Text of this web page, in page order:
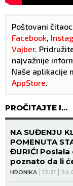
Poštovani
Facebook,
Vajber.
najvažnije
Naše aplikacije
AppStore.
PROČITAJTE I...
HRONIKA 12:31
NA SUĐENJU
POMENUTA
ĐURIĆ!
poznato da li
sa 100.000